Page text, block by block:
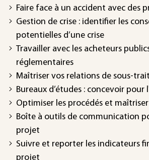
Faire face à un accident avec des
Gestion de crise : identifier les
potentielles d’une crise
Travailler avec les acheteurs
réglementaires
Maîtriser vos relations de sous-
Bureaux d’études : concevoir
Optimiser les procédés et
Boîte à outils de communication
projet
Suivre et reporter les indicateurs
projet